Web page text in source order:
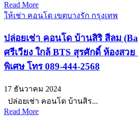
Read More
ให้เช่า คอนโด เขตบางรัก กรุงเทพ
ปล่อยเช่า คอนโด บ้านสิริ สีลม
ศรีเวียง ใกล้ BTS สุรศักดิ์ ห้องสว
พิเศษ โทร 089-444-2568
17 ธันวาคม 2024
ปล่อยเช่า คอนโด บ้านสิร...
Read More